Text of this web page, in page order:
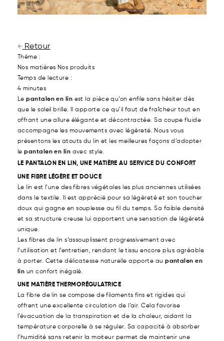
Retour
Thème :
Nos matières Nos produits
Temps de lecture :
4 minutes
Lepantalon en lin est la pièce qu’on enfile sans hésiter dès
que le soleil brille. Il apporte ce qu’il faut de fraîcheur tout en
offrant une allure élégante et décontractée. Sa coupe fluide
accompagne les mouvements avec légèreté. Nous vous
présentons les atouts du lin et les meilleures façons d’adopter
lepantalon en lin avec style.
LE PANTALON EN LIN, UNE MATIÈRE AU SERVICE DU CONFORT
UNE FIBRE LÉGÈRE ET DOUCE
Le lin est l’une des fibres végétales les plus anciennes utilisées
dans le textile. Il est apprécié pour sa légèreté et son toucher
doux qui gagne en souplesse au fil du temps. Sa faible densité
et sa structure creuse lui apportent une sensation de légèreté
unique.
Les fibres de lin s’assouplissent progressivement avec
l’utilisation et l’entretien, rendant le tissu encore plus agréable
à porter. Cette délicatesse naturelle apporte aupantalon en
lin un confort inégalé.
UNE MATIÈRE THERMORÉGULATRICE
La fibre de lin se compose de filaments fins et rigides qui
offrent une excellente circulation de l’air. Cela favorise
l’évacuation de la transpiration et de la chaleur, aidant la
température corporelle à se réguler. Sa capacité à absorber
l’humidité sans retenir la moiteur permet de maintenir une